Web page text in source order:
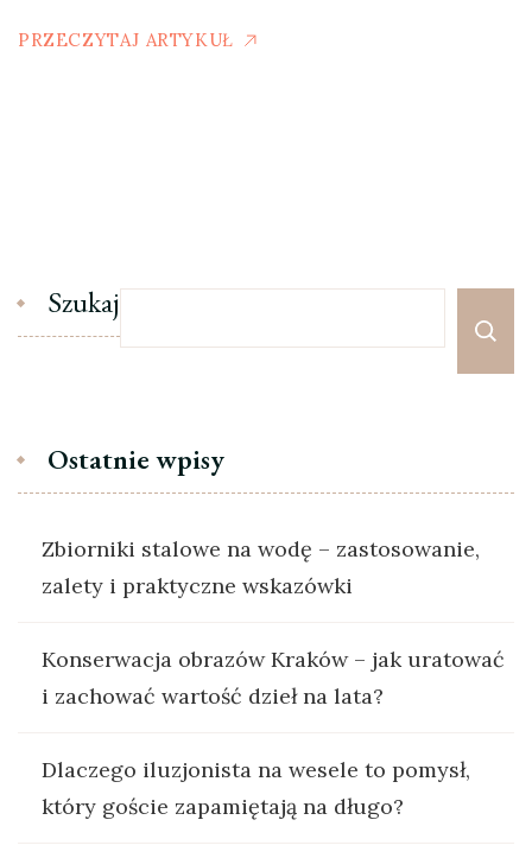
PRZECZYTAJ ARTYKUŁ
Szukaj
Ostatnie wpisy
Zbiorniki stalowe na wodę – zastosowanie,
zalety i praktyczne wskazówki
Konserwacja obrazów Kraków – jak uratować
i zachować wartość dzieł na lata?
Dlaczego iluzjonista na wesele to pomysł,
który goście zapamiętają na długo?